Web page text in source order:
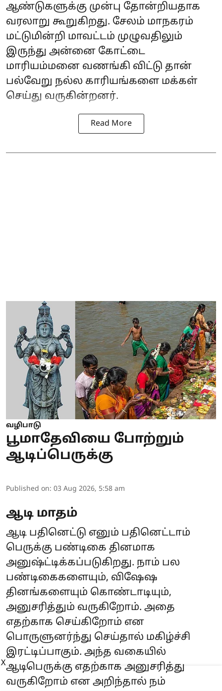
ஆண்டுகளுக்கு முன்பு தோன்றியதாக
வரலாறு கூறுகிறது. சேலம் மாநகரம்
மட்டுமின்றி மாவட்டம் முழுவதிலும்
இருந்து அன்னை கோட்டை
மாரியம்மனை வணங்கி விட்டு தான்
பல்வேறு நல்ல காரியங்களை மக்கள்
செய்து வருகின்றனர்.
Read More
வழிபாடு
பூமாதேவியை போற்றும்
ஆடிப்பெருக்கு
Published on: 03 Aug 2026, 5:58 am
ஆடி மாதம்
ஆடி பதினெட்டு எனும் பதினெட்டாம்
பெருக்கு பண்டிகை தினமாக
அனுஷ்ட்டிக்கப்படுகிறது. நாம் பல
பண்டிகைகளையும், விஷேஷ
தினங்களையும் கொண்டாடியும்,
அனுசரித்தும் வருகிறோம். அதை
எதற்காக செய்கிறோம் என
பொருளுனர்ந்து செய்தால் மகிழ்ச்சி
இரட்டிப்பாகும். அந்த வகையில்
ஆடிபெருக்கு எதற்காக அனுசரித்து
வருகிறோம் என அறிந்தால் நம்
X